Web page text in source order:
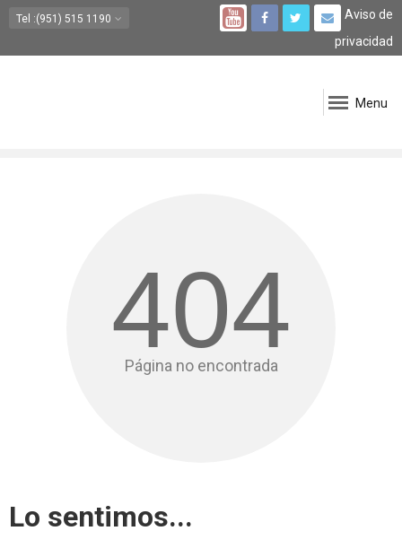
Tel :(951) 515 1190
Aviso de
privacidad
Menu
404
Página no encontrada
Lo sentimos...